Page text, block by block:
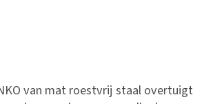
van mat roestvrij staal overtuigt